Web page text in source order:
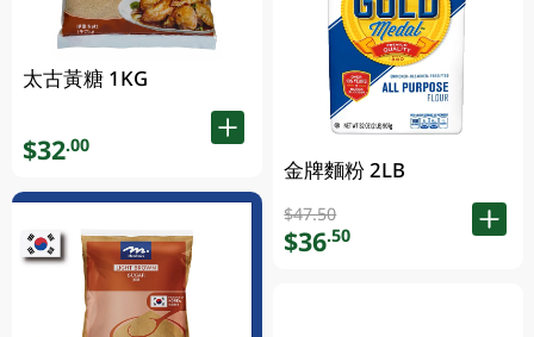
太古黃糖 1KG
$32.00
金牌麵粉 2LB
$47.50
$36.50